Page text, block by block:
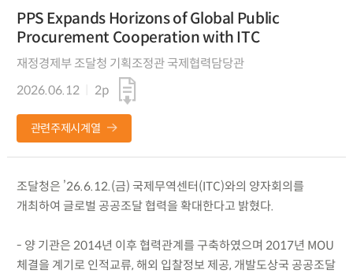
PPS Expands Horizons of Global Public
Procurement Cooperation with ITC
재정경제부 조달청 기획조정관 국제협력담당관
2026.06.12
2p
관련주제시계열
조달청은 ’26.6.12.(금) 국제무역센터(ITC)와의 양자회의를
개최하여 글로벌 공공조달 협력을 확대한다고 밝혔다.
- 양 기관은 2014년 이후 협력관계를 구축하였으며 2017년 MOU
체결을 계기로 인적교류, 해외 입찰정보 제공, 개발도상국 공공조달